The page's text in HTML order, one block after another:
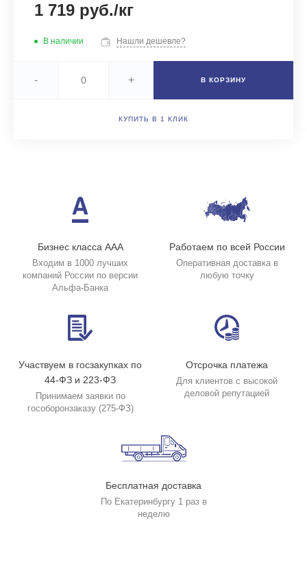
1 719 руб./кг
В наличии Нашли дешевле?
- + В КОРЗИНУ
КУПИТЬ В 1 КЛИК
Бизнес класса ААА
Входим в 1000 лучших
компаний России по версии
Альфа-Банка
Работаем по всей России
Оперативная доставка в
любую точку
Участвуем в госзакупках по
44-ФЗ и 223-ФЗ
Принимаем заявки по
гособоронзаказу (275-ФЗ)
Отсрочка платежа
Для клиентов с высокой
деловой репутацией
Бесплатная доставка
По Екатеринбургу 1 раз в
неделю